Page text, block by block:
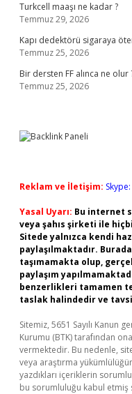
Turkcell maaşı ne kadar ?
Temmuz 29, 2026
Kapı dedektörü sigaraya
Temmuz 25, 2026
Bir dersten FF alınca ne olur
Temmuz 25, 2026
Reklam ve İletişim:
Yasal Uyarı: Bu internet
veya şahıs şirketi ile
Sitede yalnızca kendi
paylaşılmaktadır.
taşımamakta olup,
paylaşım
benzerlikleri tamamen
taslak halindedir ve
Sitemiz, 5651 Sayılı Kanun
Kurumu (BTK) tarafından
vermektedir. Bu nedenle,
veya araştırma
yazdıkları içeriklerin
bu sorumluluğu kabul etmiş